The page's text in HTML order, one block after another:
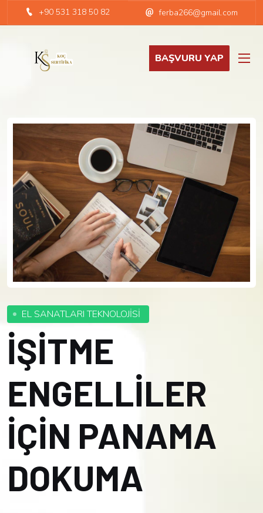
+90 531 318 50 82 ferba266@gmail.com
BAŞVURU YAP
EL SANATLARI TEKNOLOJİSİ
İŞİTME
ENGELLİLER
İÇİN PANAMA
DOKUMA